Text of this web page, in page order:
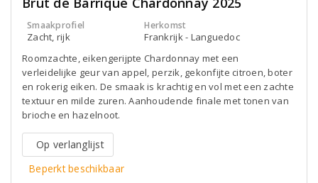
Smaakprofiel
Zacht, rijk
Herkomst
Frankrijk - Languedoc
Roomzachte, eikengerijpte Chardonnay met een
verleidelijke geur van appel, perzik, gekonfijte citroen, boter
en rokerig eiken. De smaak is krachtig en vol met een zachte
textuur en milde zuren. Aanhoudende finale met tonen van
brioche en hazelnoot.
Op verlanglijst
Beperkt beschikbaar